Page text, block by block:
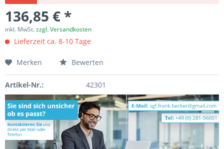
136,85 € *
inkl. MwSt.zzgl. Versandkosten
Lieferzeit ca. 8-10 Tage
Merken Bewerten
Artikel-Nr.: 42301